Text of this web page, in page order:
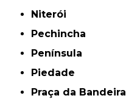
Niterói
Pechincha
Península
Piedade
Praça da Bandeira